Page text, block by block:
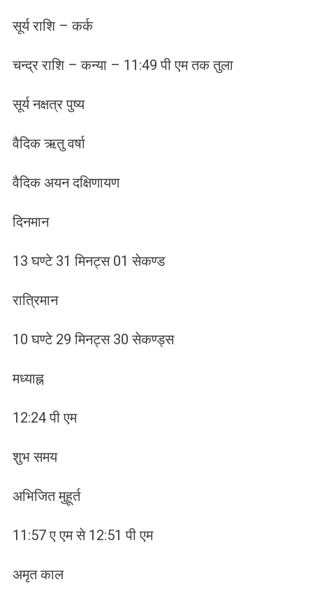
सूर्य राशि – कर्क
चन्द्र राशि – कन्या – 11:49 पी एम तक तुला
सूर्य नक्षत्र पुष्य
वैदिक ऋतु वर्षा
वैदिक अयन दक्षिणायण
दिनमान
13 घण्टे 31 मिनट्स 01 सेकण्ड
रात्रिमान
10 घण्टे 29 मिनट्स 30 सेकण्ड्स
मध्याह्न
12:24 पी एम
शुभ समय
अभिजित मुहूर्त
11:57 ए एम से 12:51 पी एम
अमृत काल